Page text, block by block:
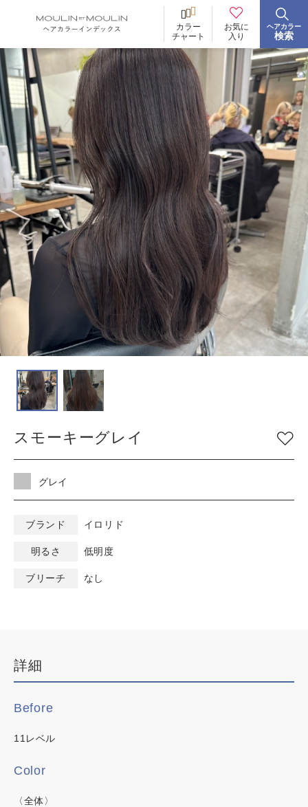
カラー
チャート
イロリド
ヒカリナス
ネイチャーディープカラー
ネイチャーディープスピーディーカラー
お気に
入り
ヘアカラー
検索
BRAND ブランド
イロリド
ヒカリナス
ノジア
ネイチャーディープカラー
ネイチャーディープ スピーディーカラー
TONE 明るさ
低明度 中明度 高明度
BLEACH ブリーチ
なし
COLOR 色
ベージュ
シルバー
ブラウン
ピンク
マット/グリーン
レッド
オレンジ
バイオレット/パープ
イエロー/ホワイト
明るい白髪染め
時短カラー
スモーキーグレイ
グレイ
ブランド イロリド
明るさ 低明度
ブリーチ なし
詳細
Before
11レベル
Color
〈全体〉